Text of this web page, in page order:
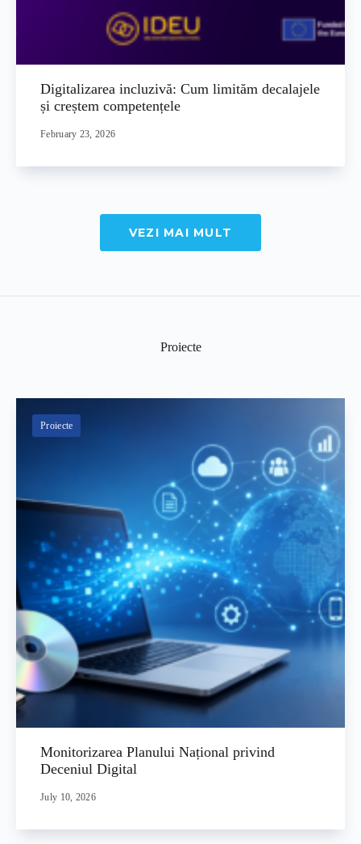
Digitalizarea incluzivă: Cum limităm decalajele
și creștem competențele
February 23, 2026
VEZI MAI MULT
Proiecte
Proiecte
Monitorizarea Planului Național privind
Deceniul Digital
July 10, 2026